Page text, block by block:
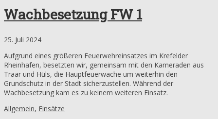
Wachbesetzung FW 1
25. Juli 2024
Aufgrund eines größeren Feuerwehreinsatzes im Krefelder
Rheinhafen, besetzten wir, gemeinsam mit den Kameraden aus
Traar und Hüls, die Hauptfeuerwache um weiterhin den
Grundschutz in der Stadt sicherzustellen. Während der
Wachbesetzung kam es zu keinem weiteren Einsatz.
Allgemein, Einsätze